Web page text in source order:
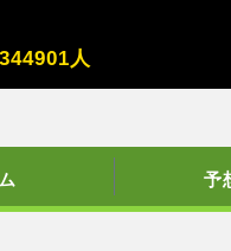
344901人
予